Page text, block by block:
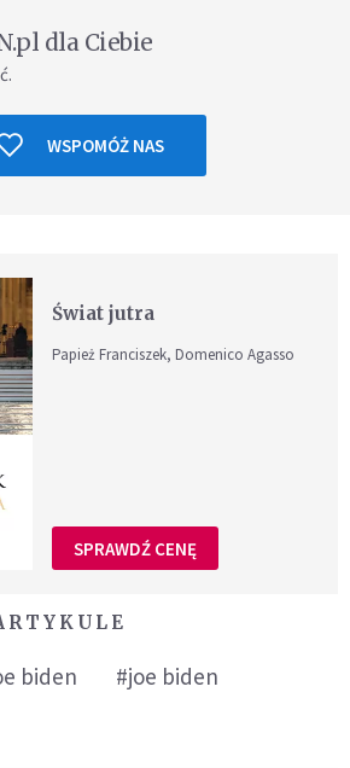
dla Ciebie
WSPOMÓŻ NAS
Świat jutra
Papież Franciszek, Domenico Agasso
SPRAWDŹ CENĘ
biden
#joe biden